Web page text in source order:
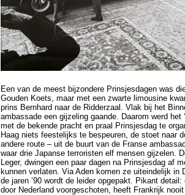
Een van de meest bijzondere Prinsjesdagen was
Gouden Koets, maar met een zwarte limousine
prins Bernhard naar de Ridderzaal. Vlak bij het
ambassade een gijzeling gaande. Daarom werd het
met de bekende pracht en praal Prinsjesdag te
Haag niets feestelijks te bespeuren, de stoet naar
andere route – uit de buurt van de Franse
waar drie Japanse terroristen elf mensen gijzelen.
Leger, dwingen een paar dagen na Prinsjesdag af
kunnen verlaten. Via Aden komen ze uiteindelijk in
de jaren ’90 wordt de leider opgepakt. Pikant
door Nederland voorgeschoten, heeft Frankrijk